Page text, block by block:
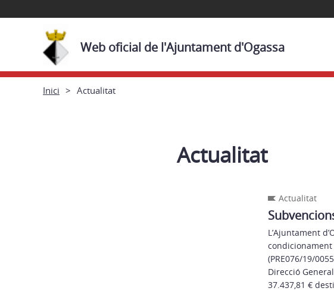
Web oficial de l'Ajuntament d'Ogassa
Inici Actualitat
Actualitat
Actualitat
L’Ajuntament
condicionament
(PRE076/19/
Direcció
37.437,81 €